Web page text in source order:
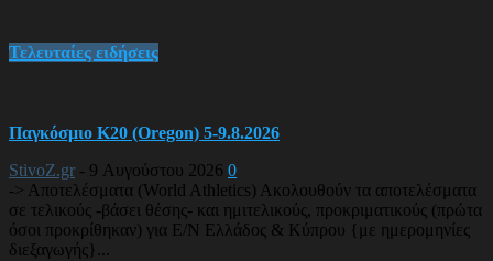
Τελευταίες ειδήσεις
Παγκόσμιο Κ20 (Oregon) 5-9.8.2026
StivoZ.gr - 9 Αυγούστου 2026 0
-> Αποτελέσματα (World Athletics) Ακολουθούν τα αποτελέσματα
σε τελικούς -βάσει θέσης- και ημιτελικούς, προκριματικούς (πρώτα
όσοι προκρίθηκαν) για Ε/Ν Ελλάδος & Κύπρου {με ημερομηνίες
διεξαγωγής}...